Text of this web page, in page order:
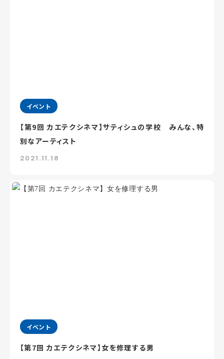
イベント
【第9回 カエテクシネマ】サティシュの学校 みんな、特
別なアーティスト
2021.11.18
イベント
【第7回 カエテクシネマ】女を修理する男